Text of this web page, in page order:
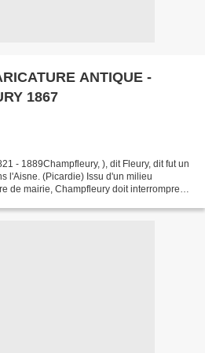
ANTIQUE -
1867
- 1889Champfleury, ), dit Fleury, dit fut un
l'Aisne. (Picardie) Issu d'un milieu
de mairie, Champfleury doit interrompre